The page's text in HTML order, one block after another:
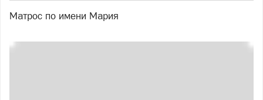
Матрос по имени Мария